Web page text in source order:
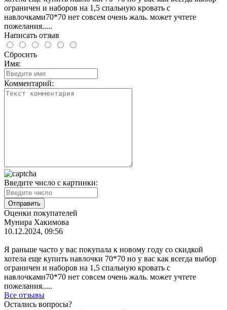
ограничен и наборов на 1,5 спальную кровать с
навлочками70*70 нет совсем очень жаль. может учтете
пожелания.....
Написать отзыв
Сбросить
Имя:
Комментарий:
Введите число с картинки:
Оценки покупателей
Мунира Хакимова
10.12.2024, 09:56
Я раньше часто у вас покупала к новому году со скидкой
хотела еще купить навлочки 70*70 но у вас как всегда выбор
ограничен и наборов на 1,5 спальную кровать с
навлочками70*70 нет совсем очень жаль. может учтете
пожелания.....
Все отзывы
Остались вопросы?